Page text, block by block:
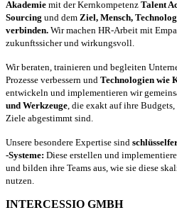
Akademie mit der Kernkompetenz Talent
Sourcing und dem Ziel, Mensch,
verbinden. Wir machen HR-Arbeit mit
zukunftssicher und wirkungsvoll.
Wir beraten, trainieren und begleiten
Prozesse verbessern und Technologien wie
entwickeln und implementieren wir
und Werkzeuge, die exakt auf ihre Budgets,
Ziele abgestimmt sind.
Unsere besondere Expertise sind
-Systeme: Diese erstellen und
und bilden ihre Teams aus, wie sie diese
nutzen.
INTERCESSIO GMBH